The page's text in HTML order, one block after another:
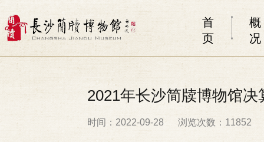
首
页
概
况
2021年长沙简牍博物馆决
时间：2022-09-28 浏览次数：11852